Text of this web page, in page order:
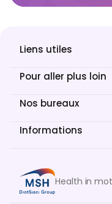
Health in
Liens utiles
Pour aller plus loin
Nos bureaux
Informations